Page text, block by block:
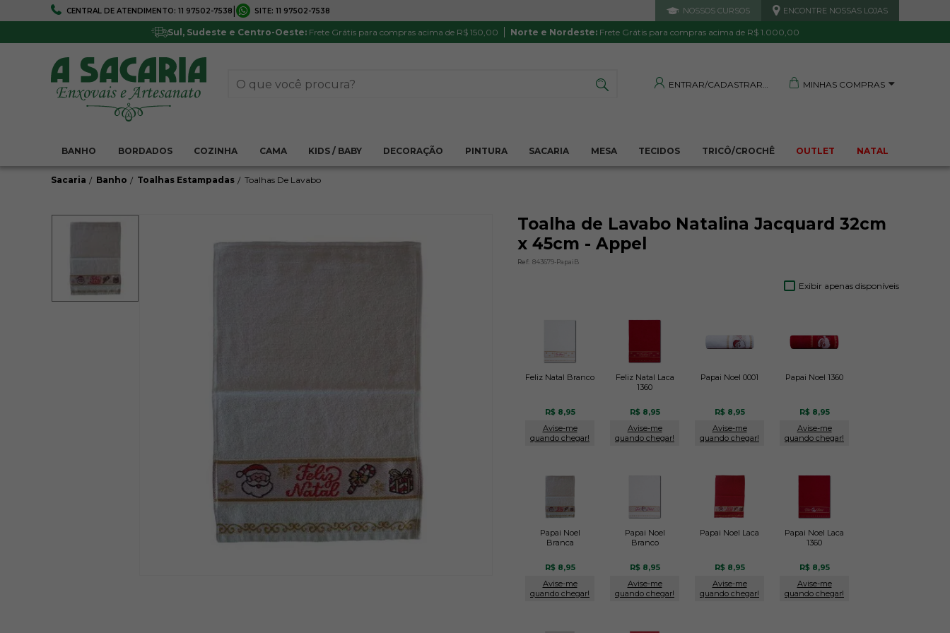
CENTRAL DE ATENDIMENTO: 11 97502-7538 SITE: 11 97502-7538 NOSSOS CURSOS ENCONTRE NOSSAS LOJAS
Sul, Sudeste e Centro-Oeste:Frete Grátis para compras acima de R$ 150,00 Norte e Nordeste:Frete Grátis para compras acima de R$ 1.000,00
ENTRAR/CADASTRAR MINHAS COMPRAS
BANHO BORDADOS COZINHA CAMA KIDS / BABY DECORAÇÃO PINTURA SACARIA MESA TECIDOS TRICÔ/CROCHÊ OUTLET NATAL
FRETE GRÁTIS 5% DE DESCONTO
Pagamentos via boleto ou PIX Parcela mínima R$ 20,00
PRODUTO DE QUALIDADE
Satisfação Garantida
TRANQUILIDADE E PROTEÇÃO
Sacaria Banho Toalhas Estampadas Toalhas De Lavabo
Toalha de Lavabo Natalina Jacquard 32cm
x 45cm - Appel
Ref: 843679-PapaiB
Exibir apenas disponíveis
Feliz Natal Branco
R$ 8,95
Avise-me
quando chegar!
Feliz Natal Laca
1360
R$ 8,95
Avise-me
quando chegar!
Papai Noel 0001
R$ 8,95
Avise-me
quando chegar!
Papai Noel 1360
R$ 8,95
Avise-me
quando chegar!
Papai Noel
Branca
R$ 8,95
Avise-me
quando chegar!
Papai Noel
Branco
R$ 8,95
Avise-me
quando chegar!
Papai Noel Laca
R$ 8,95
Avise-me
quando chegar!
Papai Noel Laca
1360
R$ 8,95
Avise-me
quando chegar!